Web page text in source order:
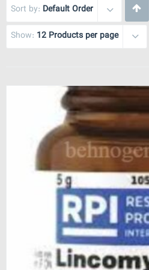
Sort by: Default Order
Show: 12 Products per page